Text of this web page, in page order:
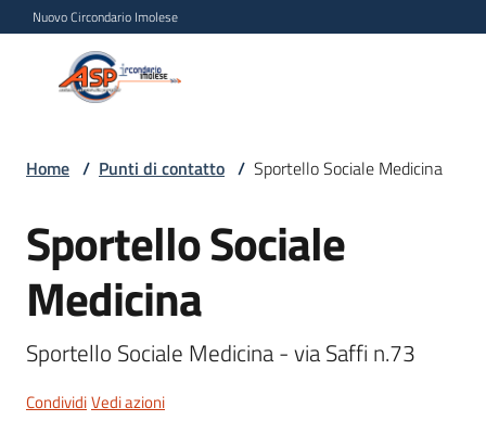
Vai al contenuto
Vai alla navigazione
Vai al footer
Nuovo Circondario Imolese
Persona
Imolese
Chi
siamo
Servizi
Home / Punti di contatto / Sportello Sociale Medicina
Salta al contenuto
Sportello Sociale
Medicina
Sportello Sociale Medicina - via Saffi n.73
CondividiVedi azioni